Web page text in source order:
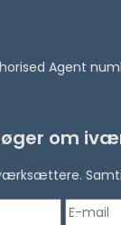
Agent
om